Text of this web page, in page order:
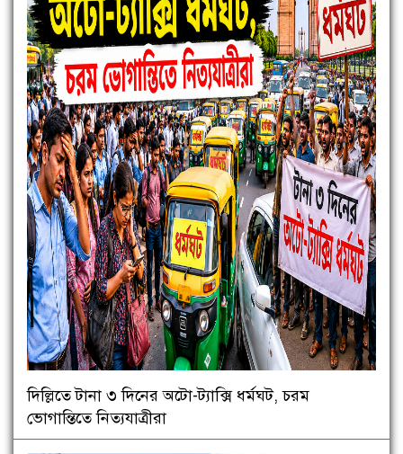
দিল্লিতে টানা ৩ দিনের অটো-ট্যাক্সি ধর্মঘট, চরম
ভোগান্তিতে নিত্যযাত্রীরা